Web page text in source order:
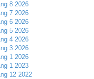
8 2026
7 2026
6 2026
5 2026
4 2026
3 2026
1 2026
1 2023
12 2022